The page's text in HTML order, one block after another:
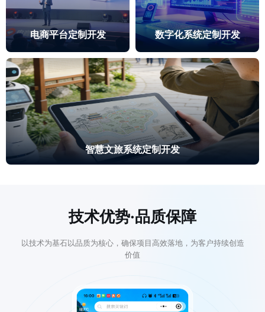
电商平台定制开发 数字化系统定制开发
智慧文旅系统定制开发
技术优势·品质保障
以技术为基石以品质为核心，确保项目高效落地，为客户持续创造
价值